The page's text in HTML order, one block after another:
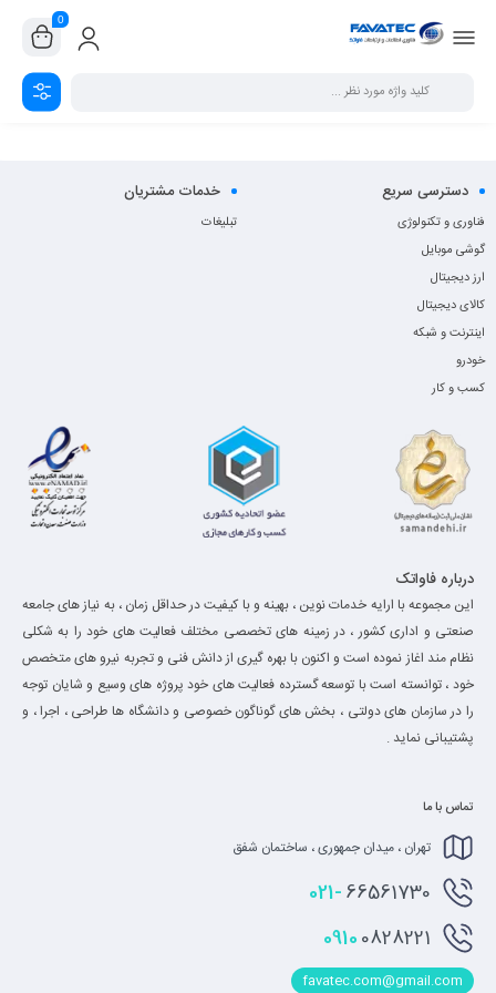
0
دسترسی سریع
فناوری و تکنولوژی
گوشی موبایل
ارز دیجیتال
کالای دیجیتال
اینترنت و شبکه
خودرو
کسب و کار
خدمات مشتریان
تبلیغات
درباره فاواتک
این مجموعه با ارایه خدمات نوین ، بهینه و با کیفیت در حداقل زمان ، به نیاز های جامعه
صنعتی و اداری کشور ، در زمینه های تخصصی مختلف فعالیت های خود را به شکلی
نظام مند اغاز نموده است و اکنون با بهره گیری از دانش فنی و تجربه نیرو های متخصص
خود ، توانسته است با توسعه گسترده فعالیت های خود پروژه های وسیع و شایان توجه
را در سازمان های دولتی ، بخش های گوناگون خصوصی و دانشگاه ها طراحی ، اجرا ، و
پشتیبانی نماید .
تماس با ما
تهران ، میدان جمهوری ، ساختمان شفق
021-66561730
09100828221
favatec.com@gmail.com